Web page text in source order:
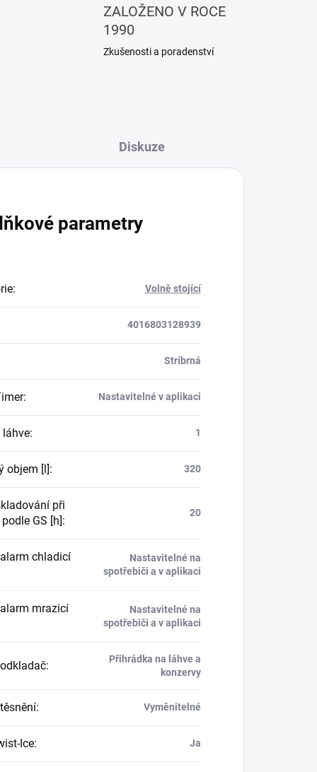
ZALOŽENO V ROCE
1990
Zkušenosti a poradenství
Diskuze
parametry
: Volně stojící
4016803128939
Stríbrná
: Nastavitelné v aplikaci
láhve: 1
objem [l]: 320
při
GS [h]:
20
chladicí
Nastavitelné na
spotřebiči a v aplikaci
mrazicí
Nastavitelné na
spotřebiči a v aplikaci
:
Přihrádka na láhve a
konzervy
: Vyměnitelné
Ice: Ja